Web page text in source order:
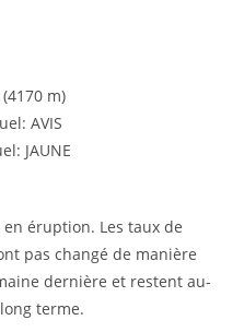
m)
AVIS
JAUNE
en éruption. Les taux de
pas changé de manière
dernière et restent au-
terme.